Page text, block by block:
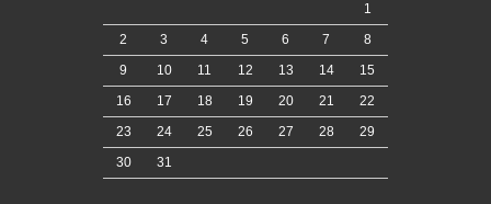
1
2
3 4 5 6 7
8
9
10 11 12 13 14
15
16
17 18 19 20 21
22
23
24 25 26 27 28
29
30
31